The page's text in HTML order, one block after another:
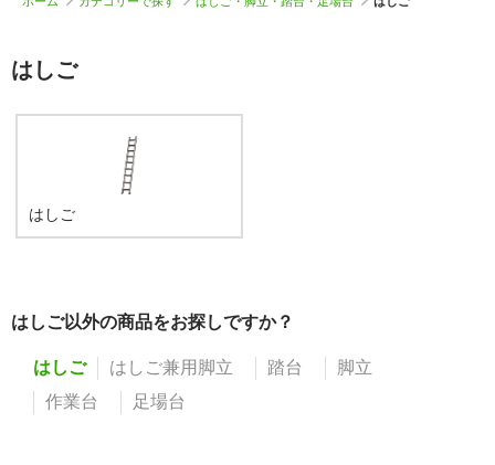
はしご
はしご
はしご以外の商品をお探しですか？
はしご はしご兼用脚立 踏台
脚立
作業台
足場台